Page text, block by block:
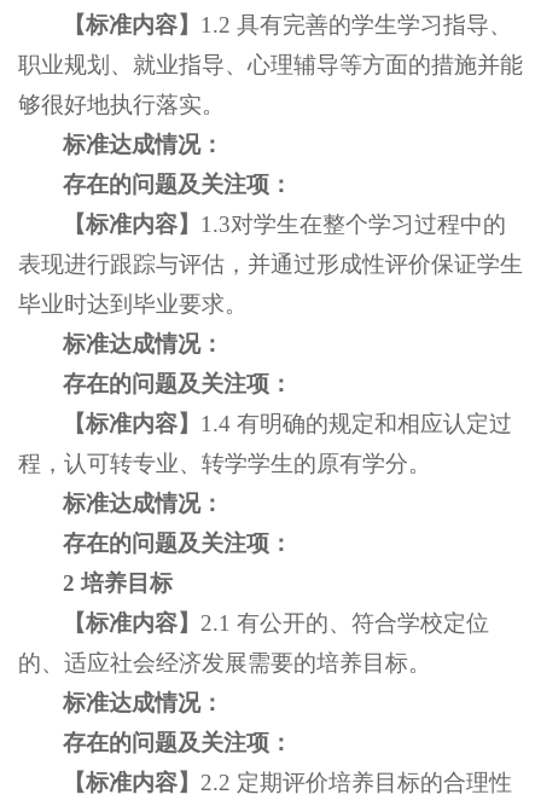
【标准内容】 1.2 具有完善的学生学习指导、
职业规划、就业指导、心理辅导等方面的措施并能
够很好地执行落实。
标准达成情况：
存在的问题及关注项：
【标准内容】 1.3对学生在整个学习过程中的
表现进行跟踪与评估，并通过形成性评价保证学生
毕业时达到毕业要求。
标准达成情况：
存在的问题及关注项：
【标准内容】 1.4 有明确的规定和相应认定过
程，认可转专业、转学学生的原有学分。
标准达成情况：
存在的问题及关注项：
2 培养目标
【标准内容】 2.1 有公开的、符合学校定位
的、适应社会经济发展需要的培养目标。
标准达成情况：
存在的问题及关注项：
【标准内容】 2.2 定期评价培养目标的合理性